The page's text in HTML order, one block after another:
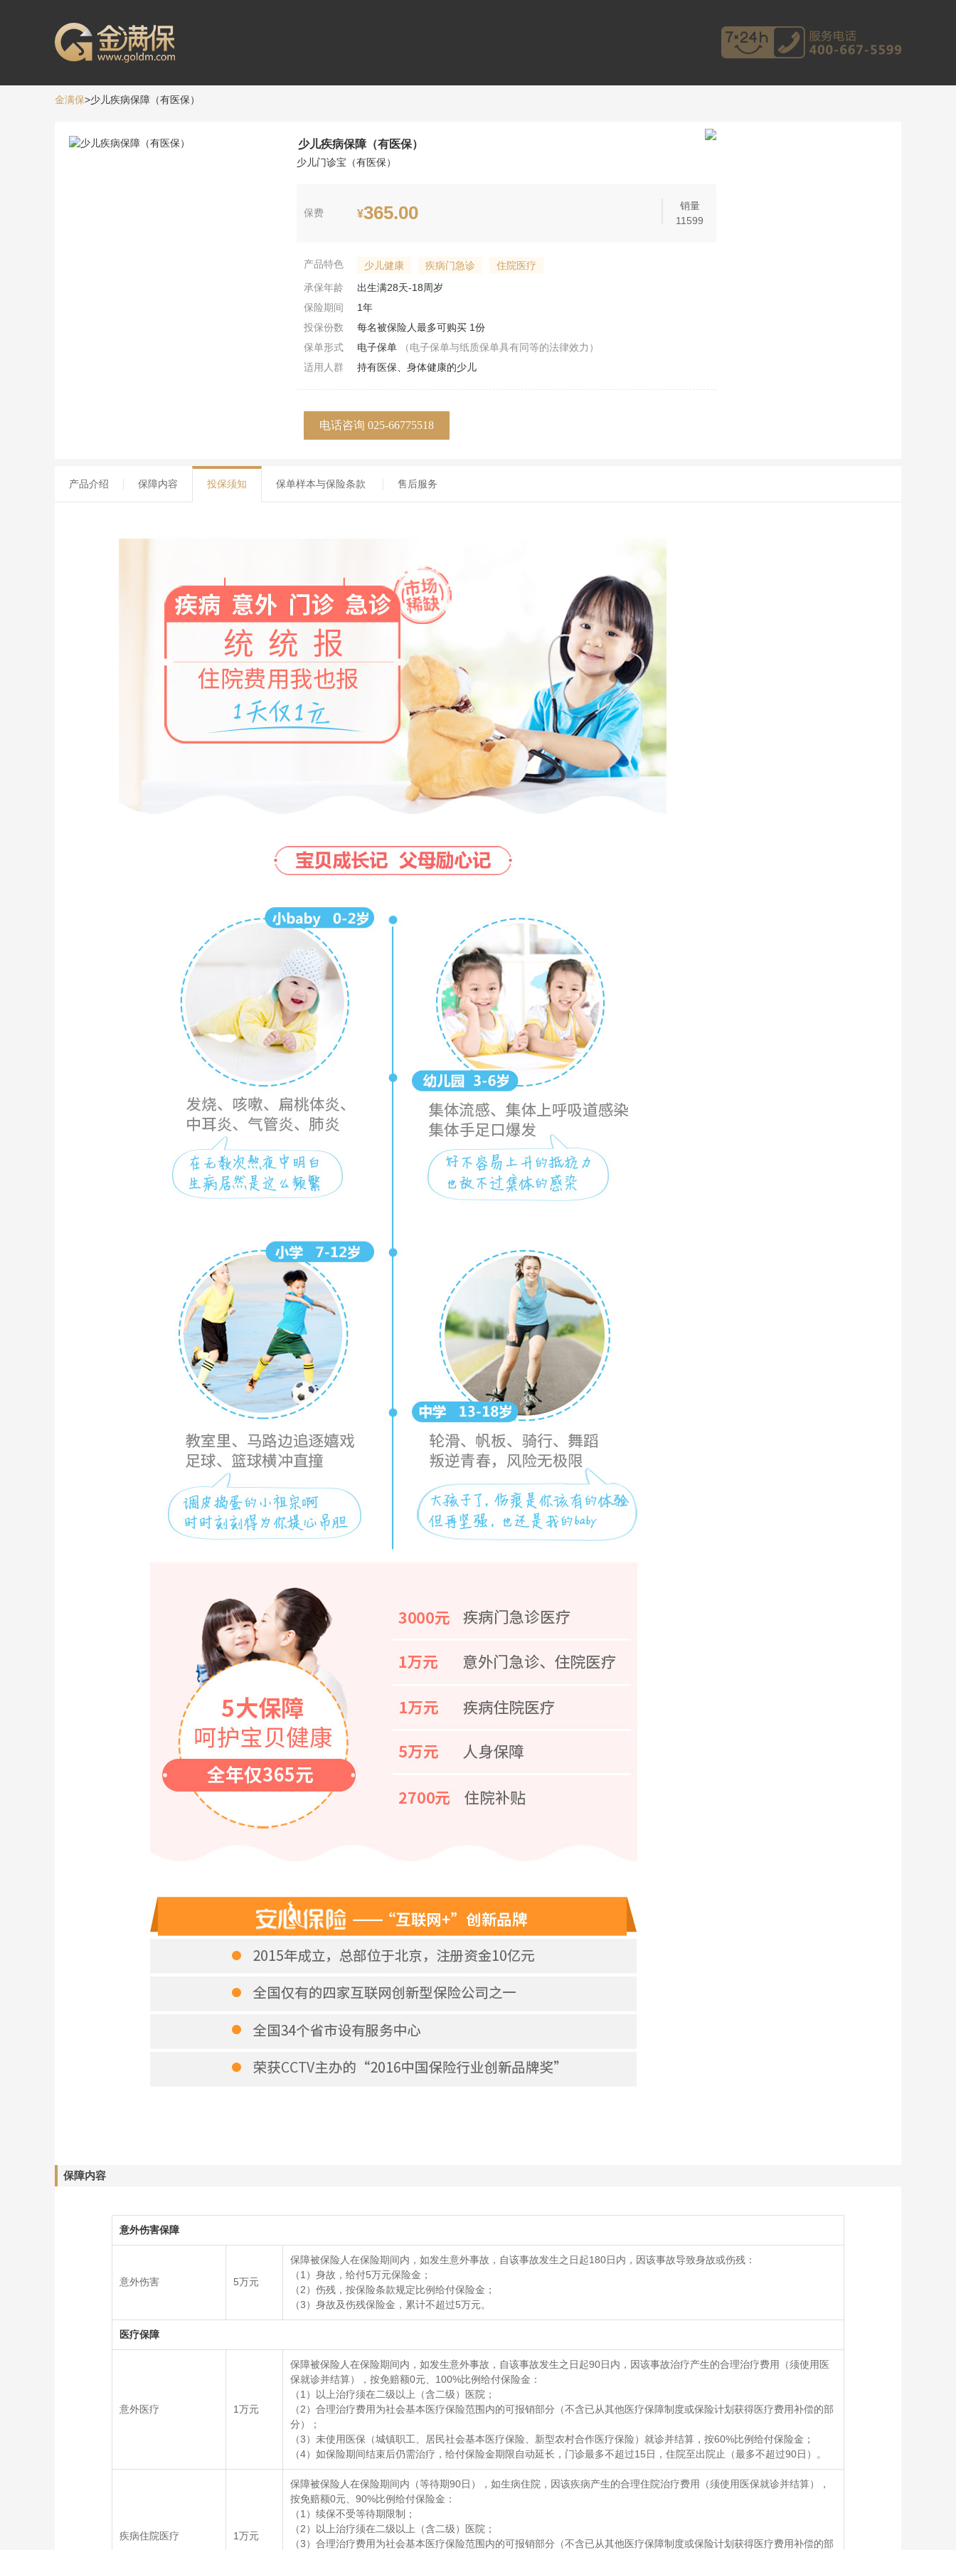
金满保>少儿疾病保障（有医保）
少儿疾病保障（有医保）
少儿门诊宝（有医保）
保费
销量
11599
¥365.00
产品特色 少儿健康 疾病门急诊
住院医疗
承保年龄
出生满28天-18周岁
保险期间
1年
投保份数
每名被保险人最多可购买 1份
保单形式
电子保单
（电子保单与纸质保单具有同等的法律效力）
适用人群
持有医保、身体健康的少儿
电话咨询 025-66775518
产品介绍 保障内容 投保须知 保单样本与保险条款 售后服务
保障内容
意外伤害保障
意外伤害 5万元
保障被保险人在保险期间内，如发生意外事故，自该事故发生之日起180日内，因该事故导致身故或伤残：
（1）身故，给付5万元保险金；
（2）伤残，按保险条款规定比例给付保险金；
（3）身故及伤残保险金，累计不超过5万元。
医疗保障
意外医疗 1万元
保障被保险人在保险期间内，如发生意外事故，自该事故发生之日起90日内，因该事故治疗产生的合理治疗费用（须使用医
保就诊并结算），按免赔额0元、100%比例给付保险金：
（1）以上治疗须在二级以上（含二级）医院；
（2）合理治疗费用为社会基本医疗保险范围内的可报销部分（不含已从其他医疗保障制度或保险计划获得医疗费用补偿的部
分）；
（3）未使用医保（城镇职工、居民社会基本医疗保险、新型农村合作医疗保险）就诊并结算，按60%比例给付保险金；
（4）如保险期间结束后仍需治疗，给付保险金期限自动延长，门诊最多不超过15日，住院至出院止（最多不超过90日）。
疾病住院医疗 1万元
保障被保险人在保险期间内（等待期90日），如生病住院，因该疾病产生的合理住院治疗费用（须使用医保就诊并结算），
按免赔额0元、90%比例给付保险金：
（1）续保不受等待期限制；
（2）以上治疗须在二级以上（含二级）医院；
（3）合理治疗费用为社会基本医疗保险范围内的可报销部分（不含已从其他医疗保障制度或保险计划获得医疗费用补偿的部